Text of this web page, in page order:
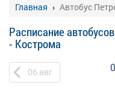
Главная Автобус
Расписание
- Кострома
06 авг